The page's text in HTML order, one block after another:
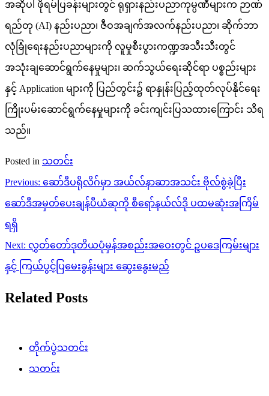
အဆိုပါ ဖိုရမ်ပြခန်းများတွင် ရုရှားနည်းပညာကုမ္ပဏီများက ဉာဏ်
ရည်တု (AI) နည်းပညာ၊ ဇီဝအချက်အလက်နည်းပညာ၊ ဆိုက်ဘာ
လုံခြုံရေးနည်းပညာများကို လူမှုစီးပွားကဏ္ဍအသီးသီးတွင်
အသုံးချဆောင်ရွက်နေမှုများ၊ ဆက်သွယ်ရေးဆိုင်ရာ ပစ္စည်းများ
နှင့် Application များကို ပြည်တွင်း၌ ရာနှုန်းပြည့်ထုတ်လုပ်နိုင်ရေး
ကြိုးပမ်းဆောင်ရွက်နေမှုများကို ခင်းကျင်းပြသထားကြောင်း သိရ
သည်။
Posted in သတင်း
Post
navigation
Previous: ဆော်ဒီပရိုလိဂ်မှာ အယ်လ်နာဆာအသင်း ဗိုလ်စွဲခဲ့ပြီး
ဆော်ဒီအမှတ်ပေးချန်ပီယံဆုကို စီရော်နယ်လ်ဒို ပထမဆုံးအကြိမ်
ရရှိ
Next: လွှတ်တော်ဒုတိယပုံမှန်အစည်းအဝေးတွင် ဥပဒေကြမ်းများ
နှင့် ကြယ်ပွင့်ပြမေးခွန်းများ ဆွေးနွေးမည်
Related Posts
တိုက်ပွဲသတင်း
သတင်း